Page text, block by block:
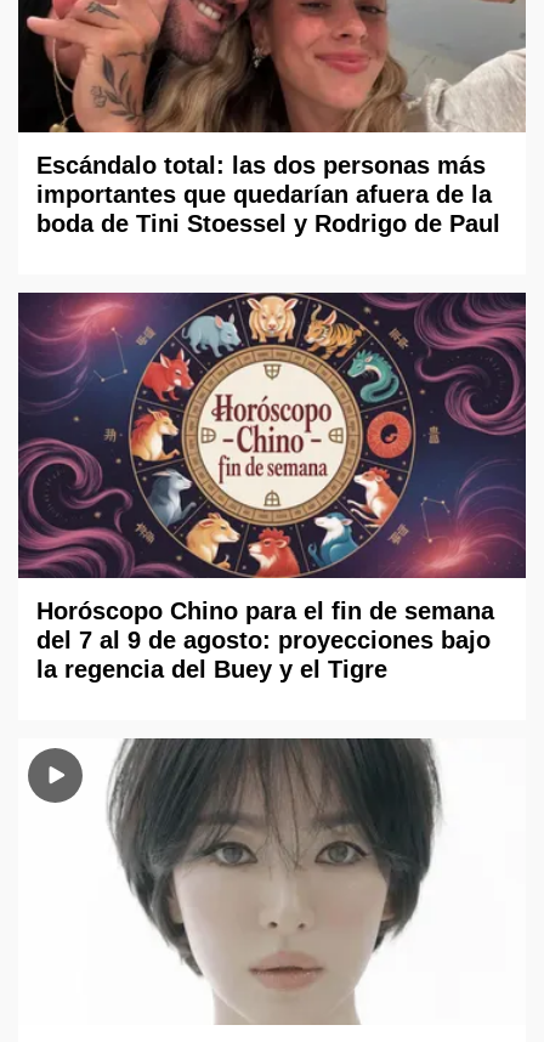
Escándalo total: las dos personas más
importantes que quedarían afuera de la
boda de Tini Stoessel y Rodrigo de Paul
Horóscopo Chino para el fin de semana
del 7 al 9 de agosto: proyecciones bajo
la regencia del Buey y el Tigre